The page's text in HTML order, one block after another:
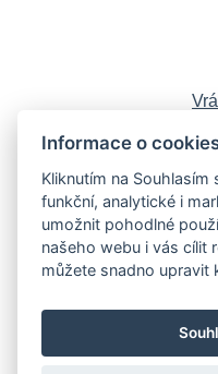
Sledujte nás:
Informace o
Kliknutím na
funkční, analytické i
umožnit pohodlné
našeho webu i vás cílit
můžete snadno upravit